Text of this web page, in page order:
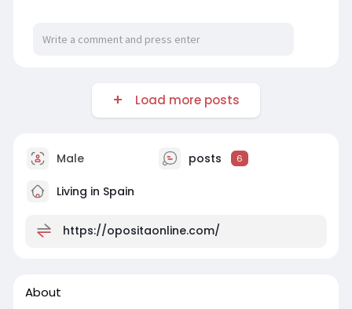
Load more posts
Male posts 6
Living in Spain
https://opositaonline.com/
About